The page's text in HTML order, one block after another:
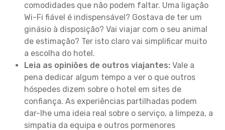
comodidades que não podem faltar. Uma ligação
Wi-Fi fiável é indispensável? Gostava de ter um
ginásio à disposição? Vai viajar com o seu animal
de estimação? Ter isto claro vai simplificar muito
a escolha do hotel.
Leia as opiniões de outros viajantes: Vale a
pena dedicar algum tempo a ver o que outros
hóspedes dizem sobre o hotel em sites de
confiança. As experiências partilhadas podem
dar-lhe uma ideia real sobre o serviço, a limpeza, a
simpatia da equipa e outros pormenores